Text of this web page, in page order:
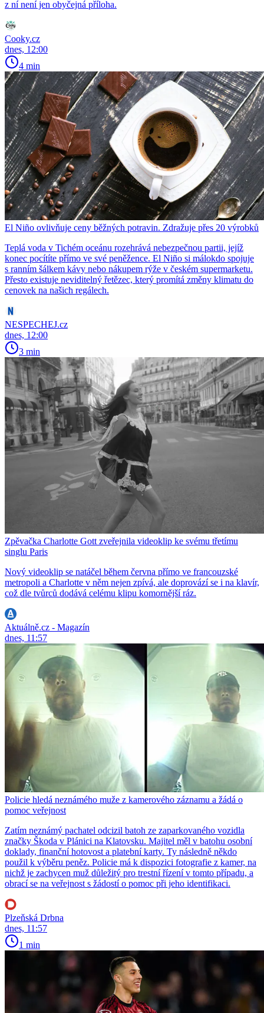
z ní není jen obyčejná příloha.
Cooky.cz
dnes, 12:00
4 min
El Niño ovlivňuje ceny běžných potravin. Zdražuje přes 20 výrobků
Teplá voda v Tichém oceánu rozehrává nebezpečnou partii, jejíž
konec pocítíte přímo ve své peněžence. El Niño si málokdo spojuje
s ranním šálkem kávy nebo nákupem rýže v českém supermarketu.
Přesto existuje neviditelný řetězec, který promítá změny klimatu do
cenovek na našich regálech.
NESPECHEJ.cz
dnes, 12:00
3 min
Zpěvačka Charlotte Gott zveřejnila videoklip ke svému třetímu
singlu Paris
Nový videoklip se natáčel během června přímo ve francouzské
metropoli a Charlotte v něm nejen zpívá, ale doprovází se i na klavír,
což dle tvůrců dodává celému klipu komornější ráz.
Aktuálně.cz - Magazín
dnes, 11:57
Policie hledá neznámého muže z kamerového záznamu a žádá o
pomoc veřejnost
Zatím neznámý pachatel odcizil batoh ze zaparkovaného vozidla
značky Škoda v Plánici na Klatovsku. Majitel měl v batohu osobní
doklady, finanční hotovost a platební karty. Ty následně někdo
použil k výběru peněz. Policie má k dispozici fotografie z kamer, na
nichž je zachycen muž důležitý pro trestní řízení v tomto případu, a
obrací se na veřejnost s žádostí o pomoc při jeho identifikaci.
Plzeňská Drbna
dnes, 11:57
1 min